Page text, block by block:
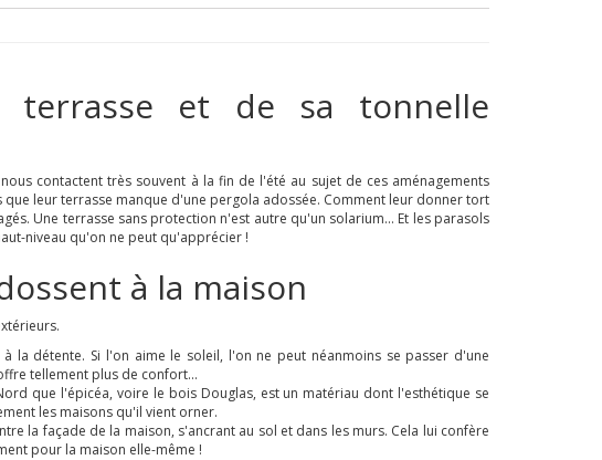
terrasse et de sa tonnelle
contactent très souvent à la fin de l'été au sujet de ces aménagements
que leur terrasse manque d'une pergola adossée. Comment leur donner tort
Une terrasse sans protection n'est autre qu'un solarium... Et les parasols
niveau qu'on ne peut qu'apprécier !
à la maison
la détente. Si l'on aime le soleil, l'on ne peut néanmoins se passer d'une
tellement plus de confort...
que l'épicéa, voire le bois Douglas, est un matériau dont l'esthétique se
les maisons qu'il vient orner.
la façade de la maison, s'ancrant au sol et dans les murs. Cela lui confère
pour la maison elle-même !